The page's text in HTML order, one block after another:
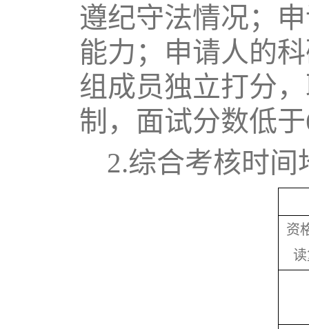
遵纪守法情况；
能力；申请人的
组成员独立打分
制，面试分数低
2.综合考核时间
资